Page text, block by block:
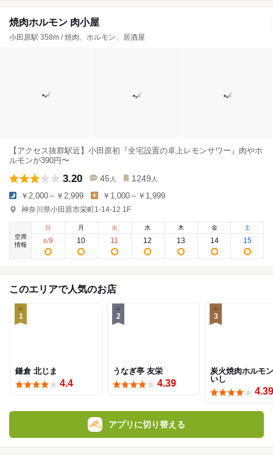
焼肉ホルモン 肉小屋
小田原駅 358m / 焼肉、ホルモン、居酒屋
【アクセス抜群駅近】小田原初『全宅設置の卓上レモンサワー』肉やホ
ルモンが390円〜
3.20 45 人 1249 人
￥2,000～￥2,999 ￥1,000～￥1,999
神奈川県小田原市栄町1-14-12 1F
空席
情報
日
8/9
月
10
火
11
水
12
木
13
金
14
土
15
このエリアで人気のお店
1
鎌倉 北じま
4.4
2
うなぎ亭 友栄
4.39
3
炭火焼肉ホルモ
いし
4.39
アプリに切り替える